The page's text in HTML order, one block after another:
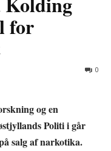
for
0
og en
Politi i går
salg af narkotika.